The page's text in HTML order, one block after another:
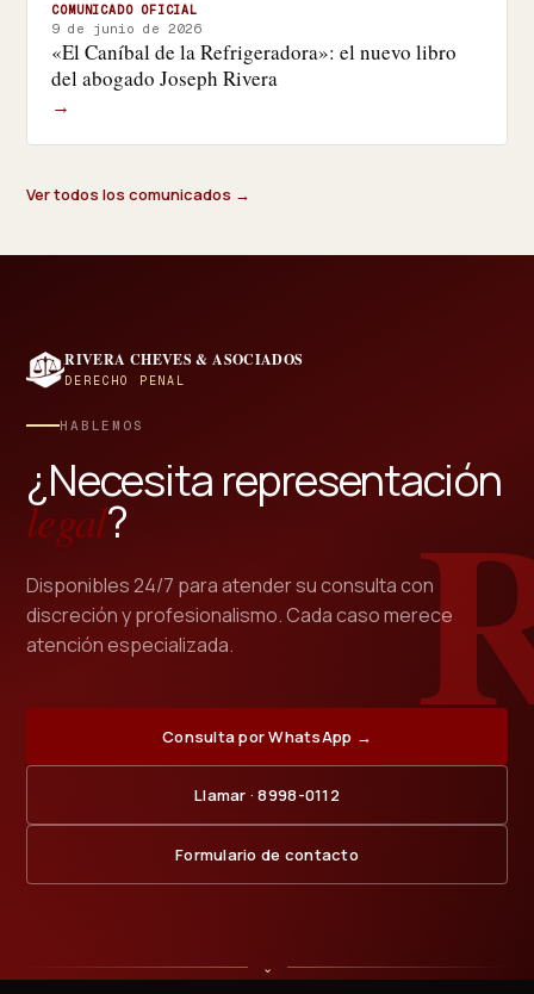
COMUNICADO OFICIAL
9 de junio de 2026
«El Caníbal de la Refrigeradora»: el nuevo libro
del abogado Joseph Rivera
→
Ver todos los comunicados →
RIVERA CHEVES & ASOCIADOS
DERECHO PENAL
HABLEMOS
¿Necesita representación
legal?
Disponibles 24/7 para atender su consulta con
discreción y profesionalismo. Cada caso merece
atención especializada.
Consulta por WhatsApp →
Llamar · 8998-0112
Formulario de contacto
⌄